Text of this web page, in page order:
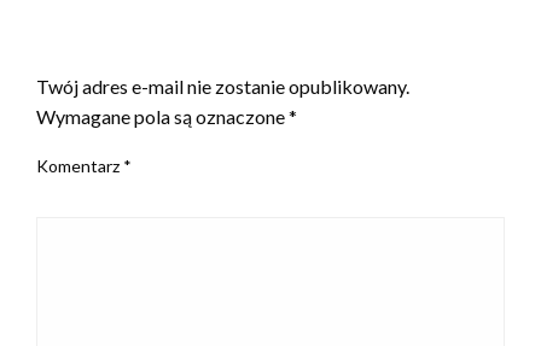
Twój adres e-mail nie zostanie opublikowany.
Wymagane pola są oznaczone*
Komentarz *